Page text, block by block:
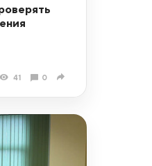
41 0